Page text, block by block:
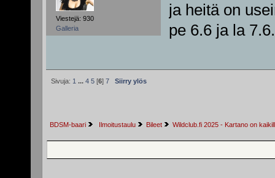
Viestejä: 930
Galleria
ja heitä on
pe 6.6 ja la 7.6.
Sivuja: 1 ... 4 5[6] 7 Siirry ylös
BDSM-baari Ilmoitustaulu Bileet Wildclub.fi 2025 - Kartano on